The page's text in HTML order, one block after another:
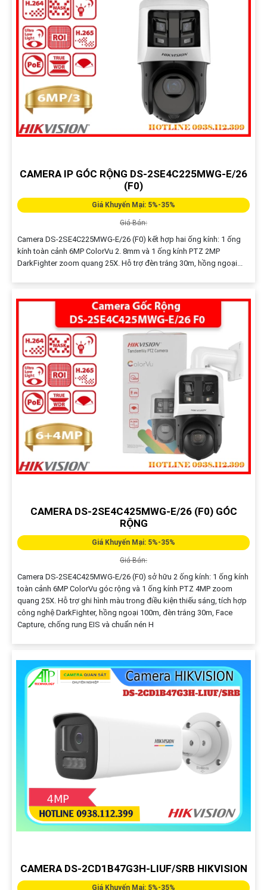
CAMERA IP GÓC RỘNG DS-2SE4C225MWG-E/26
(F0)
Giá Khuyến Mại: 5%-35%
Giá Bán:
Camera DS-2SE4C225MWG-E/26 (F0) kết hợp hai ống kính: 1 ống
kính toàn cảnh 6MP ColorVu 2. 8mm và 1 ống kính PTZ 2MP
DarkFighter zoom quang 25X. Hỗ trợ đèn trắng 30m, hồng ngoại...
CAMERA DS-2SE4C425MWG-E/26 (F0) GÓC
RỘNG
Giá Khuyến Mại: 5%-35%
Giá Bán:
Camera DS-2SE4C425MWG-E/26 (F0) sở hữu 2 ống kính: 1 ống kính
toàn cảnh 6MP ColorVu góc rộng và 1 ống kính PTZ 4MP zoom
quang 25X. Hỗ trợ ghi hình màu trong điều kiện thiếu sáng, tích hợp
công nghệ DarkFighter, hồng ngoại 100m, đèn trắng 30m, Face
Capture, chống rung EIS và chuẩn nén H
CAMERA DS-2CD1B47G3H-LIUF/SRB HIKVISION
Giá Khuyến Mại: 5%-35%